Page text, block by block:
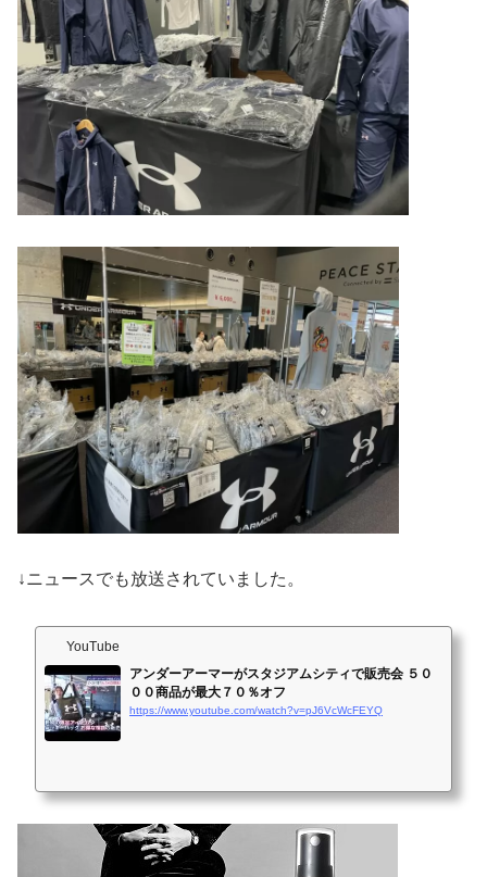
↓ニュースでも放送されていました。
YouTube
アンダーアーマーがスタジアムシティで販売会 ５０
００商品が最大７０％オフ
https://www.youtube.com/watch?v=pJ6VcWcFEYQ